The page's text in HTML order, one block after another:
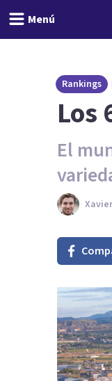
Menú
Rankings
Los
El